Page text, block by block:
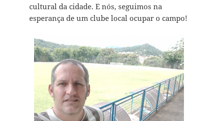
cultural da cidade. E nós, seguimos na
esperança de um clube local ocupar o campo!